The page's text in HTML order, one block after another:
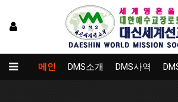
메인 DMS소개 DMS사역